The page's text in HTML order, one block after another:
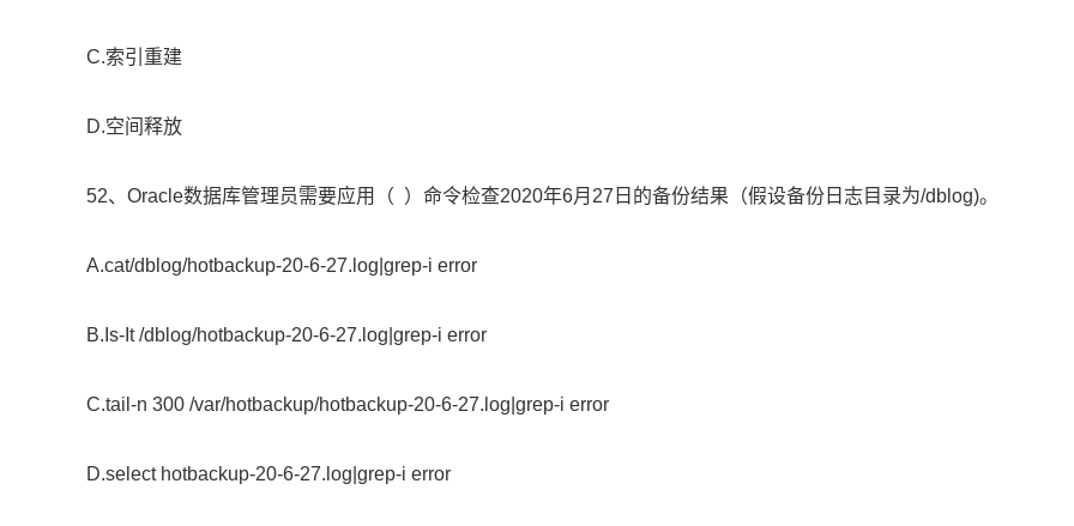
C.索引重建
D.空间释放
52、Oracle数据库管理员需要应用（ ）命令检查2020年6月27日的备份结果（假设备份日志目录为/dblog)。
A.cat/dblog/hotbackup-20-6-27.log|grep-i error
B.Is-It /dblog/hotbackup-20-6-27.log|grep-i error
C.tail-n 300 /var/hotbackup/hotbackup-20-6-27.log|grep-i error
D.select hotbackup-20-6-27.log|grep-i error